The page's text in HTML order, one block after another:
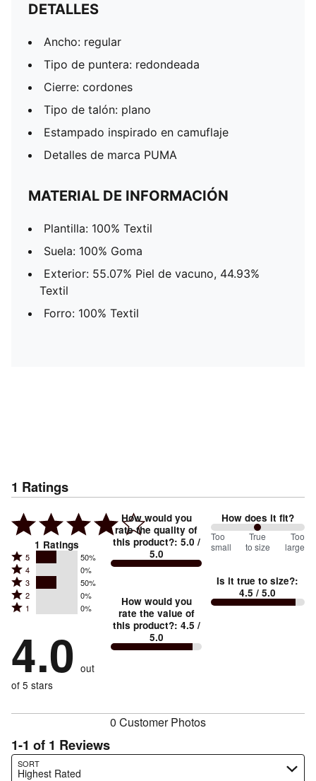
DETALLES
Ancho: regular
Tipo de puntera: redondeada
Cierre: cordones
Tipo de talón: plano
Estampado inspirado en camuflaje
Detalles de marca PUMA
MATERIAL DE INFORMACIÓN
Plantilla: 100% Textil
Suela: 100% Goma
Exterior: 55.07% Piel de vacuno, 44.93%
Textil
Forro: 100% Textil
1 Ratings
1 Ratings
Rated
5
stars
by
reviewers
5 50%
Rated
4
stars
by
of
reviewers
4 0%
Rated
3
stars
50%
of
reviewers
3 50%
Rated
2
by
0%
reviewers
2 0%
Rated
stars
by
0%
of
1 0%
4.0 out
of 5 stars
How would you
rate the quality of
this product?: 5.0 /
5.0
How would you
rate the value of
this product?: 4.5 /
5.0
How does it fit?
100
between
small
and
Too
small
True
to size
Too
large
Is it true to size?:
4.5 / 5.0
0 Customer Photos
1-1 of 1 Reviews
SORT
Highest Rated
Search reviews…